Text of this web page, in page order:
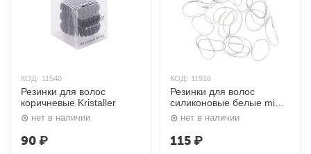
КОД: 11540
Резинки для волос
коричневые Kristaller
нет в наличии
90₽
КОД: 11916
Резинки для волос
силиконовые белые mini
RES037 Dewal
нет в наличии
115₽